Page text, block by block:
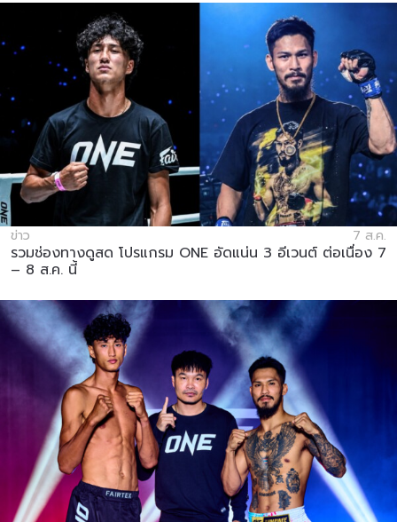
ข่าว 7 ส.ค.
รวมช่องทางดูสด โปรแกรม ONE อัดแน่น 3 อีเวนต์ ต่อเนื่อง 7
– 8 ส.ค. นี้